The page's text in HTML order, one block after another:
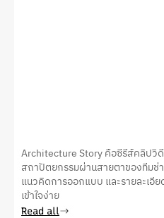
Architecture Story คือซีรีส์คลิปวิดี
สถาปัตยกรรมผ่านสายตาของทีมช่
แนวคิดการออกแบบ และรายละเอี
เข้าใจง่าย
Read all